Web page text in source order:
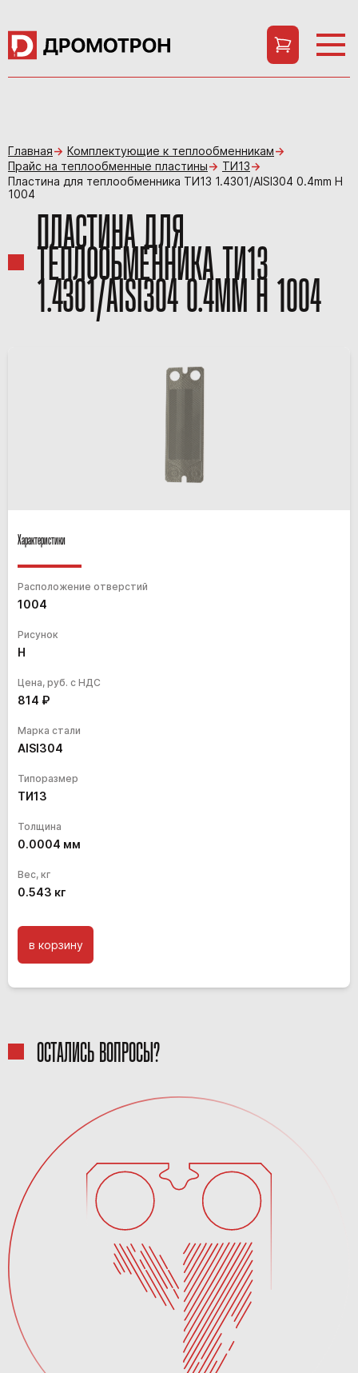
Главная
Комплектующие к теплообменникам
Прайс на теплообменные пластины
ТИ13
Пластина для теплообменника ТИ13 1.4301/AISI304 0.4mm H
1004
ПЛАСТИНА ДЛЯ
ТЕПЛООБМЕННИКА ТИ13
1.4301/AISI304 0.4MM H 1004
Характеристики
Расположение отверстий
1004
Рисунок
H
Цена, руб. с НДС
814 ₽
Марка стали
AISI304
Типоразмер
ТИ13
Толщина
0.0004 мм
Вес, кг
0.543 кг
в корзину
ОСТАЛИСЬ ВОПРОСЫ?